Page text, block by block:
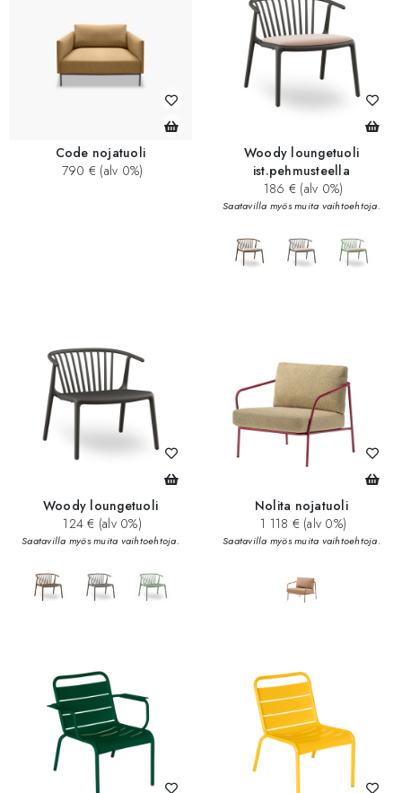
Code nojatuoli
790 € (alv 0%)
Woody loungetuoli
ist.pehmusteella
186 € (alv 0%)
Saatavilla myös muita vaihtoehtoja.
Woody loungetuoli
124 € (alv 0%)
Saatavilla myös muita vaihtoehtoja.
Nolita nojatuoli
1 118 € (alv 0%)
Saatavilla myös muita vaihtoehtoja.